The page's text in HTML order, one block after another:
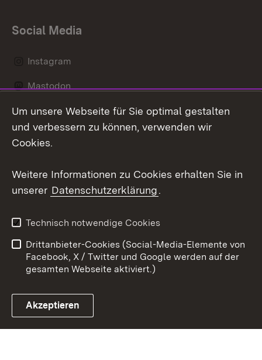
Social Media
Instagram
Mastodon
Messenger
Link zum Landesportal
Kontakt
Impressum
Cookies
Um unsere Webseite für Sie optimal gestalten
und verbessern zu können, verwenden wir
Cookies.
Weitere Informationen zu Cookies erhalten Sie in
unserer Datenschutzerklärung.
Technisch notwendige Cookies
Drittanbieter-Cookies (Social-Media-Elemente von
Facebook, X / Twitter und Google werden auf der
gesamten Webseite aktiviert.)
Akzeptieren